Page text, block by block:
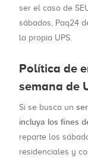
ser el caso de
sábados, Paq24
la propia UPS.
Política de
semana de
Si se busca un
incluya los fines
reparte los
residenciales y